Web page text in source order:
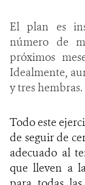
El plan es
número de
próximos
Idealmente,
y tres hembras.
Todo este
de seguir de
adecuado al
que lleven a